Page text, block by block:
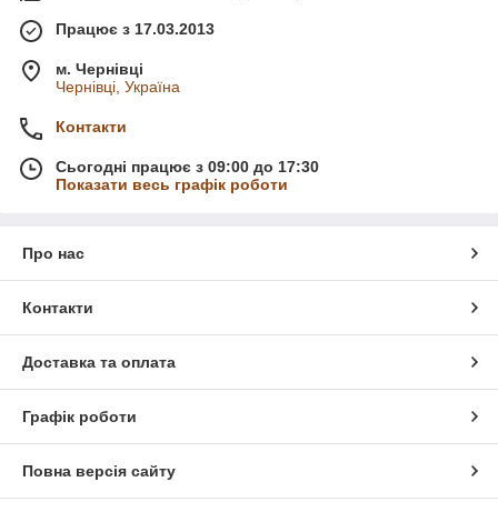
Працює з 17.03.2013
м. Чернівці
Чернівці, Україна
Контакти
Сьогодні працює з 09:00 до 17:30
Показати весь графік роботи
Про нас
Контакти
Доставка та оплата
Графік роботи
Повна версія сайту